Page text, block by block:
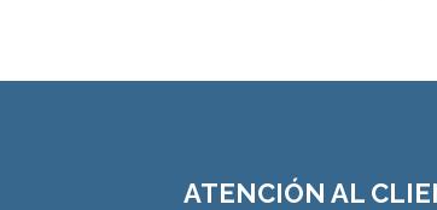
ATENCIÓN AL